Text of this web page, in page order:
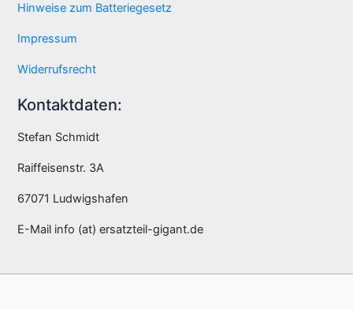
Hinweise zum Batteriegesetz
Impressum
Widerrufsrecht
Kontaktdaten:
Stefan Schmidt
Raiffeisenstr. 3A
67071 Ludwigshafen
E-Mail info (at) ersatzteil-gigant.de